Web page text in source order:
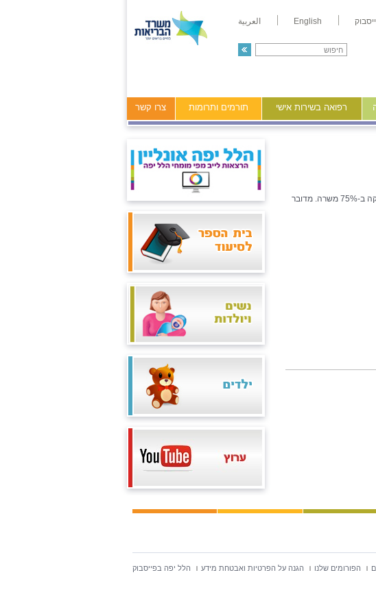
English العربية
רפואה בשירות אישי תורמים ותרומות צרו קשר
למחלקת המשק במרכז הרפואי הלל יפה דרוש/ה עובד/ת ניקיון במילוי מקום, העסקה ב-75% משרה. מדובר
הפורומים שלנו הגנה על הפרטיות ואבטחת מידע הלל יפה בפייסבוק